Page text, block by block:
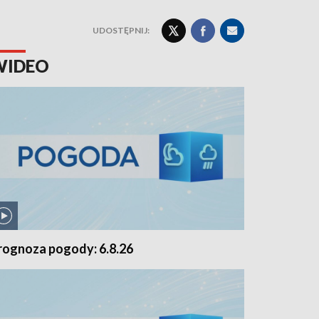
UDOSTĘPNIJ:
pogody: 6.8.26